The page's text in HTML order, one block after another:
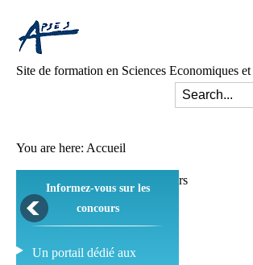
Site de formation en Sciences Economiques
You are here: Accueil
Informez-vous sur les
concours
Un portail dédié aux